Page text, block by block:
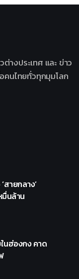
างประเทศ และ ข่าว
คนไทยทั่วทุกมุมโลก
สายกลาง’
นล้าน
นฮ่องกง คาด